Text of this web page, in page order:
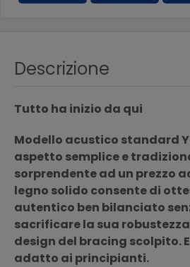
Descrizione
Tutto ha inizio da qui
Modello acustico standard
aspetto semplice e
sorprendente ad un prezzo
legno solido consente di
autentico ben bilanciato
sacrificare la sua
design del bracing scolpito.
adatto ai principianti.